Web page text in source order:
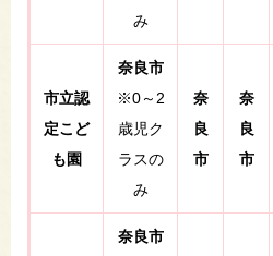
み
市立認
定こど
も園
奈良市
※0～2
歳児ク
ラスの
み
奈
良
市
奈
良
市
奈良市